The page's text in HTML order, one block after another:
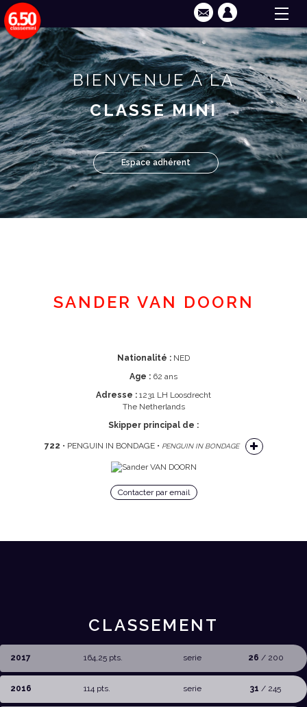
BIENVENUE À LA
CLASSE MINI
Espace adhérent
SANDER VAN DOORN
Nationalité : NED
Age : 62 ans
Adresse : 1231 LH Loosdrecht
The Netherlands
Skipper principal de :
722 • PENGUIN IN BONDAGE • PENGUIN IN BONDAGE
Contacter par email
CLASSEMENT
2017 164,25 pts. serie 26 / 200
2016 114 pts. serie 31 / 245